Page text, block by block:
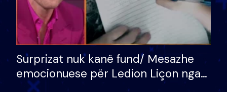
Surprizat nuk kanë fund/ Mesazhe
emocionuese për Ledion Liçon nga
nëna dhe fëmijët e tij, moderatori